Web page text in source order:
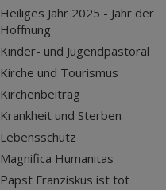
Heiliges Jahr 2025 - Jahr der
Hoffnung
Kinder- und Jugendpastoral
Kirche und Tourismus
Kirchenbeitrag
Krankheit und Sterben
Lebensschutz
Magnifica Humanitas
Papst Franziskus ist tot